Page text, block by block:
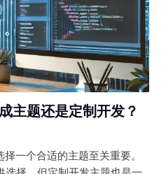
主题还是定制开发？
一个合适的主题至关重要。